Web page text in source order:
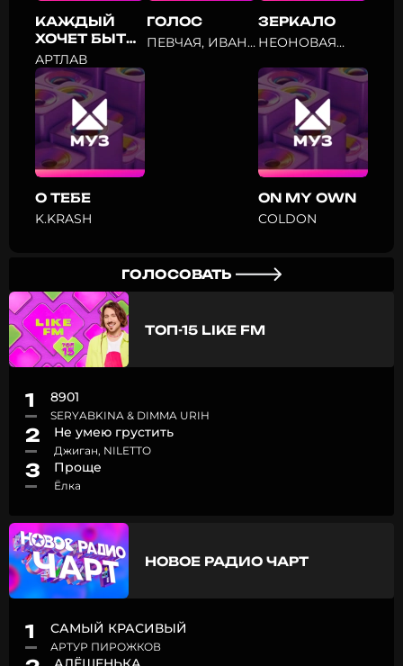
КАЖДЫЙ
ХОЧЕТ БЫТЬ
СОБОЙ
АРТЛАВ
ГОЛОС
ПЕВЧАЯ, ИВАН
ЗЕРКАЛО
НЕОНОВАЯ
О ТЕБЕ
K.KRASH
ON MY OWN
COLDON
ГОЛОСОВАТЬ
ТОП-15 LIKE FM
1 8901
SERYABKINA & DIMMA URIH
2 Не умею грустить
Джиган, NILETTO
3 Проще
Ёлка
НОВОЕ РАДИО ЧАРТ
1 САМЫЙ КРАСИВЫЙ
АРТУР ПИРОЖКОВ